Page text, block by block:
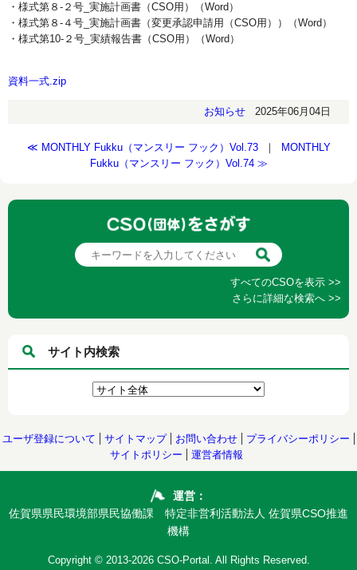
・様式第８-２号_実施計画書（CSO用）（Word）
・様式第８-４号_実施計画書（変更承認申請用（CSO用））（Word）
・様式第10-２号_実績報告書（CSO用）（Word）
資料一式.zip
お知らせ 2025年06月04日
≪ MONTHLY Fukku（マンスリー フック）Vol.73｜
MONTHLY
Fukku（マンスリー フック）Vol.74 ≫
すべてのCSOを表示 >>
さらに詳細な検索へ >>
サイト内検索
ユーザ登録について サイトマップ お問い合わせ
プライバシーポリシー
サイトポリシー
運営者情報
運営：
佐賀県県民環境部県民協働課 特定非営利活動法人 佐賀県CSO推進
機構
Copyright © 2013-2026 CSO-Portal. All Rights Reserved.